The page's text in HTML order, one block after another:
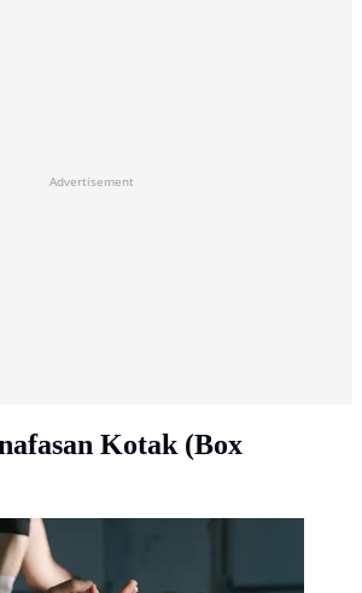
Advertisement
Kotak (Box
Photo by Ivan S from Pexels